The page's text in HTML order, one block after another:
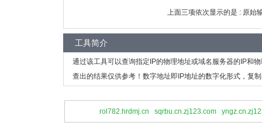
上面三项依次显示的是 : 原始
工具简介
通过该工具可以查询指定IP的物理地址或域名服务器的IP和
查出的结果仅供参考！数字地址即IP地址的数字化形式，复
rol782.hrdmj.cn sqrbu.cn.zj123.com